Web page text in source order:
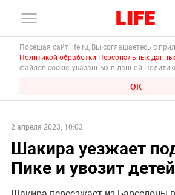
Посещая сайт life.ru, Вы соглашаетесь с
Политикой обработки Персональных
файлов cookie, указанных в данной
ОК
2 апреля 2023, 10:03
Шакира уезжает
Пике и увозит детей